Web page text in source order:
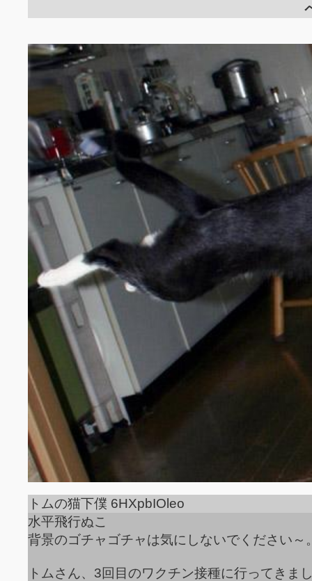
トムの猫下僕 6HXpbIOleo
水平飛行ぬこ
背景のゴチャゴチャは気にしないでください～
トムさん、3回目のワクチン接種に行ってきま